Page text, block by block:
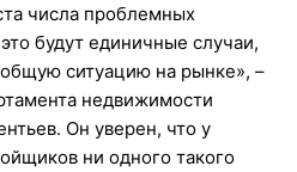
числа проблемных
будут единичные случаи,
ситуацию на рынке», –
недвижимости
Он уверен, что у
ни одного такого